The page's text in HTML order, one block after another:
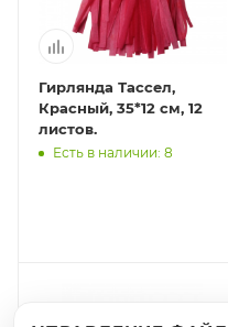
Гирлянда Тассел,
Красный, 35*12 см, 12
листов.
Есть в наличии: 8